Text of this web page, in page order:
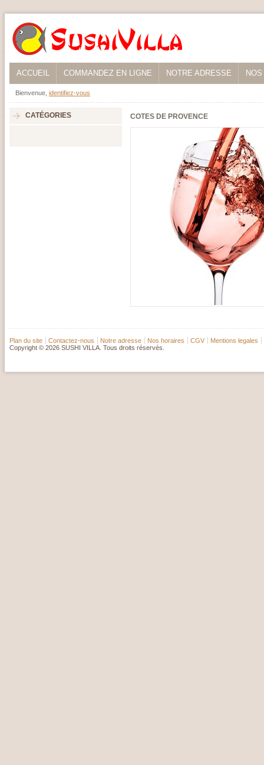
ACCUEIL COMMANDEZ EN LIGNE NOTRE ADRESSE
Bienvenue, identifiez-vous
CATÉGORIES COTES DE PROVENCE
Plan du site Contactez-nous Notre adresse Nos horaires CGV
Mentions legales
Copyright © 2026 SUSHI VILLA. Tous droits réservés.